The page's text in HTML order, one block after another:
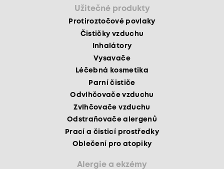
Užitečné produkty
Protiroztočové povlaky
Čističky vzduchu
Inhalátory
Vysavače
Léčebná kosmetika
Parní čističe
Odvlhčovače vzduchu
Zvlhčovače vzduchu
Odstraňovače alergenů
Prací a čisticí prostředky
Oblečení pro atopiky
Alergie a ekzémy